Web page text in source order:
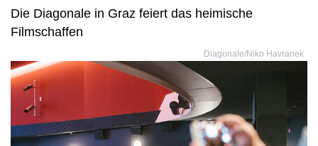
Die Diagonale in Graz feiert das heimische
Filmschaffen
Diagonale/Niko Havranek